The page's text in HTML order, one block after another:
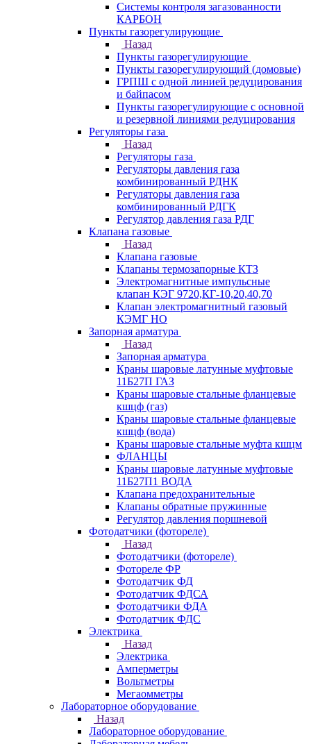
Системы контроля загазованности
КАРБОН
Пункты газорегулирующие
Назад
Пункты газорегулирующие
Пункты газорегулирующий (домовые)
ГРПШ с одной линией редуцирования
и байпасом
Пункты газорегулирующие с основной
и резервной линиями редуцирования
Регуляторы газа
Назад
Регуляторы газа
Регуляторы давления газа
комбинированный РДНК
Регуляторы давления газа
комбинированный РДГК
Регулятор давления газа РДГ
Клапана газовые
Назад
Клапана газовые
Клапаны термозапорные КТЗ
Электромагнитные импульсные
клапан КЭГ 9720,КГ-10,20,40,70
Клапан электромагнитный газовый
КЭМГ НО
Запорная арматура
Назад
Запорная арматура
Краны шаровые латунные муфтовые
11Б27П ГАЗ
Краны шаровые стальные фланцевые
кшцф (газ)
Краны шаровые стальные фланцевые
кшцф (вода)
Краны шаровые стальные муфта кшцм
ФЛАНЦЫ
Краны шаровые латунные муфтовые
11Б27П1 ВОДА
Клапана предохранительные
Клапаны обратные пружинные
Регулятор давления поршневой
Фотодатчики (фотореле)
Назад
Фотодатчики (фотореле)
Фотореле ФР
Фотодатчик ФД
Фотодатчик ФДСА
Фотодатчики ФДА
Фотодатчик ФДС
Электрика
Назад
Электрика
Амперметры
Вольтметры
Мегаомметры
Лабораторное оборудование
Назад
Лабораторное оборудование